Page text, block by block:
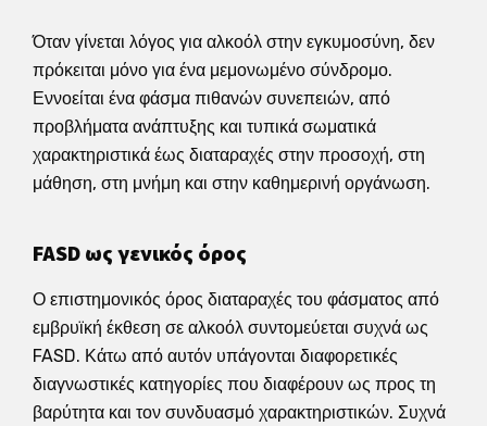
Όταν γίνεται λόγος για αλκοόλ στην εγκυμοσύνη, δεν
πρόκειται μόνο για ένα μεμονωμένο σύνδρομο.
Εννοείται ένα φάσμα πιθανών συνεπειών, από
προβλήματα ανάπτυξης και τυπικά σωματικά
χαρακτηριστικά έως διαταραχές στην προσοχή, στη
μάθηση, στη μνήμη και στην καθημερινή οργάνωση.
FASD ως γενικός όρος
Ο επιστημονικός όρος διαταραχές του φάσματος από
εμβρυϊκή έκθεση σε αλκοόλ συντομεύεται συχνά ως
FASD. Κάτω από αυτόν υπάγονται διαφορετικές
διαγνωστικές κατηγορίες που διαφέρουν ως προς τη
βαρύτητα και τον συνδυασμό χαρακτηριστικών. Συχνά